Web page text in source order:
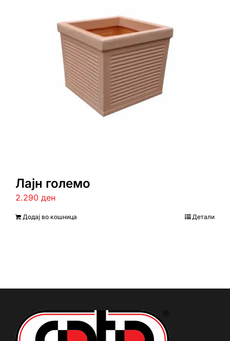
Лајн големо
2.290 ден
Додај во кошница Детали